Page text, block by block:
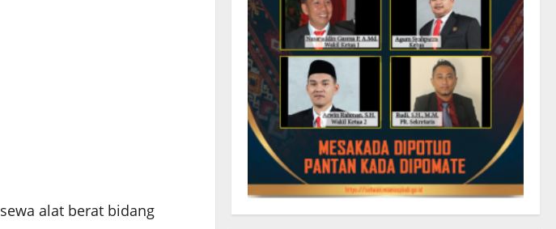
alat berat bidang